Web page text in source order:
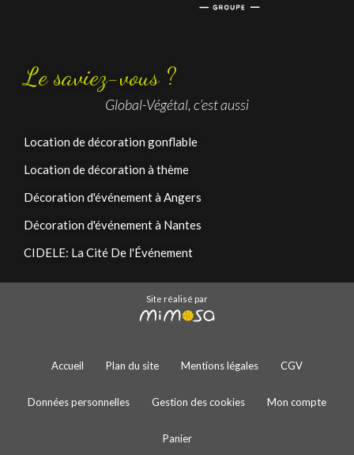
Le saviez-vous ?
Global-Végétal, c’est aussi
Location de décoration gonflable
Location de décoration à thème
Décoration d'événement à Angers
Décoration d'événement à Nantes
CIDELE: La Cité De l'Événement
Site réalisé par
Accueil Plan du site Mentions légales CGV
Données personnelles Gestion des cookies Mon compte
Panier